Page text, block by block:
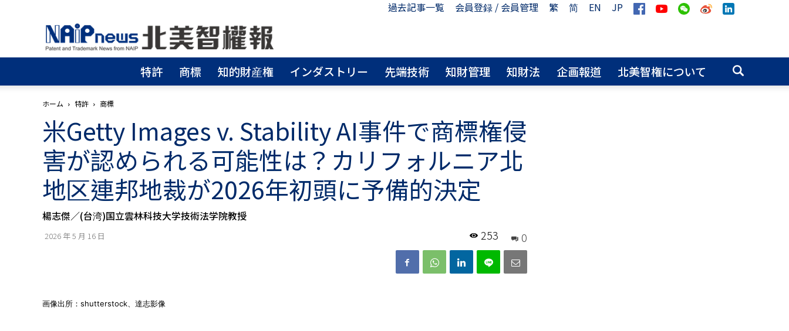
過去記事一覧 会員登録 / 会員管理 繁 简 EN
JP
北
美
智
權
報
│
請
│
商
標
申
請
侵
權
特許 商標 知的財産権 インダストリー 先端技術 知財管理 知財法 企画報道 北美智権について
ホーム 特許 商標
米Getty Images v. Stability AI事件で商標権侵
害が認められる可能性は？カリフォルニア北
地区連邦地裁が2026年初頭に予備的決定
楊志傑／(台湾)国立雲林科技大学技術法学院教授
2026 年 5 月 16 日 0
253
画像出所：shutterstock、達志影像